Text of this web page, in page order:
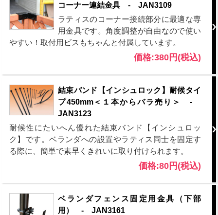
コーナー連結金具 - JAN3109
ラティスのコーナー接続部分に最適な専
用金具です。角度調整が自由なので使い
やすい！取付用ビスもちゃんと付属しています。
価格:380円(税込)
結束バンド【インシュロック】耐候タイ
プ450mm＜１本からバラ売り＞ -
JAN3123
耐候性にたいへん優れた結束バンド【インシュロッ
ク】です。ベランダへの設置やラティス同士を固定す
る際に、簡単で素早くきれいに取り付けられます。
価格:80円(税込)
ベランダフェンス固定用金具（下部
用） - JAN3161